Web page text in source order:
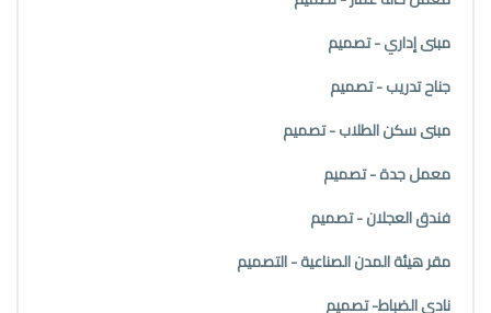
مبنى إداري - تصميم
جناح تدريب - تصميم
مبنى سكن الطلاب - تصميم
معمل جدة - تصميم
فندق العجلان - تصميم
مقر هيئة المدن الصناعية - التصميم
نادي الضباط- تصميم